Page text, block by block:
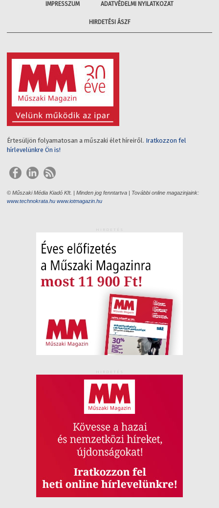
IMPRESSZUM ADATVÉDELMI NYILATKOZAT
HIRDETÉSI ÁSZF
Értesüljön folyamatosan a műszaki élet híreiről. Iratkozzon fel
hírlevelünkre Ön is!
© Műszaki Média Kiadó Kft. | Minden jog fenntartva | További online magazinjaink:
www.technokrata.hu www.iotmagazin.hu
HIRDETÉS
HIRDETÉS